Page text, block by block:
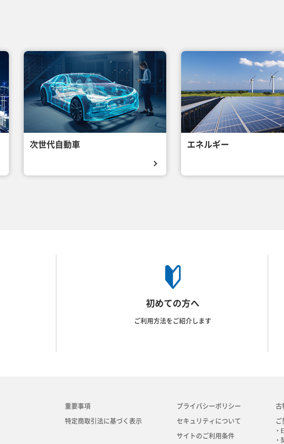
次世代自動車 エネルギー
初めての方へ
ご利用方法をご紹介します
重要事項
特定商取引法に基づく表示
プライバシーポリシー
セキュリティについて
サイトのご利用条件
古
ご
・
・